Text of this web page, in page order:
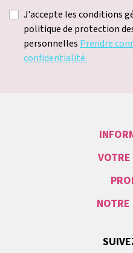
J'accepte les conditions
politique de protection
personnelles Prendre
confidentialité.